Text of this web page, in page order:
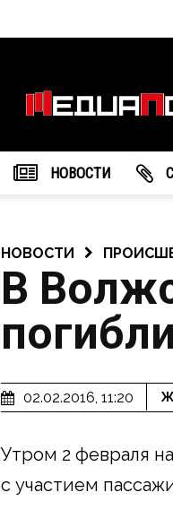
НОВОСТИ
НОВОСТИ
В
02.02.2016, 11:20
Утром 2 февраля
с участием